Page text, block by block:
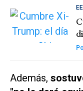
Además,